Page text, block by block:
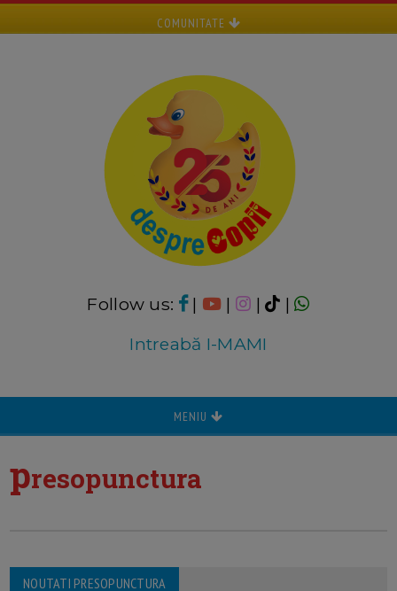
COMUNITATE
Follow us: | | |
|
Intreabă I-MAMI
MENIU
presopunctura
NOUTATI PRESOPUNCTURA